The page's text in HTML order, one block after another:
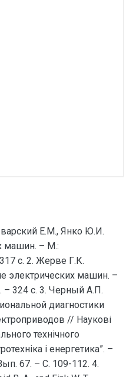
Е.М., Янко Ю.И.
машин. – М.:
с. 2. Жеpве Г.К.
электpических машин. –
– 324 с. 3. Черный А.П.
диагностики
// Наукові
технічного
і енергетика”. –
67. – С. 109-112. 4.